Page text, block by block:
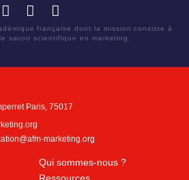
française dont la mission consiste à
savoir scientifique en marketing.
Paris, 75017
marketing.org
Qui sommes-nous ?